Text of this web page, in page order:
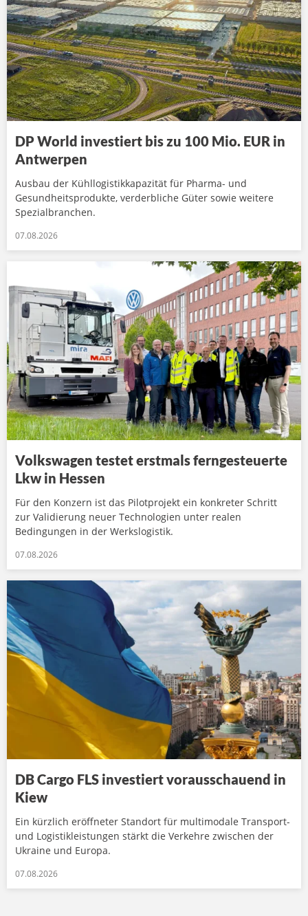
DP World investiert bis zu 100 Mio. EUR in
Antwerpen
Ausbau der Kühllogistikkapazität für Pharma- und
Gesundheitsprodukte, verderbliche Güter sowie weitere
Spezialbranchen.
07.08.2026
Volkswagen testet erstmals ferngesteuerte
Lkw in Hessen
Für den Konzern ist das Pilotprojekt ein konkreter Schritt
zur Validierung neuer Technologien unter realen
Bedingungen in der Werkslogistik.
07.08.2026
DB Cargo FLS investiert vorausschauend in
Kiew
Ein kürzlich eröffneter Standort für multimodale Transport-
und Logistikleistungen stärkt die Verkehre zwischen der
Ukraine und Europa.
07.08.2026